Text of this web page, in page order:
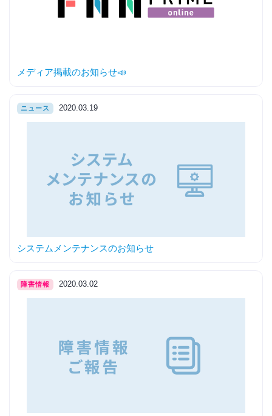
メディア掲載のお知らせ📣
ニュース 2020.03.19
システムメンテナンスのお知らせ
障害情報 2020.03.02